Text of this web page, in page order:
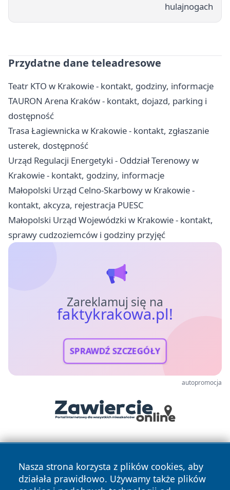
hulajnogach
Przydatne dane teleadresowe
Teatr KTO w Krakowie - kontakt, godziny, informacje
TAURON Arena Kraków - kontakt, dojazd, parking i
dostępność
Trasa Łagiewnicka w Krakowie - kontakt, zgłaszanie
usterek, dostępność
Urząd Regulacji Energetyki - Oddział Terenowy w
Krakowie - kontakt, godziny, informacje
Małopolski Urząd Celno-Skarbowy w Krakowie -
kontakt, akcyza, rejestracja PUESC
Małopolski Urząd Wojewódzki w Krakowie - kontakt,
sprawy cudzoziemców i godziny przyjęć
Zareklamuj się na
faktykrakowa.pl!
SPRAWDŹ SZCZEGÓŁY
autopromocja
Nasza strona korzysta z plików cookies, aby
działała prawidłowo. Używamy także plików